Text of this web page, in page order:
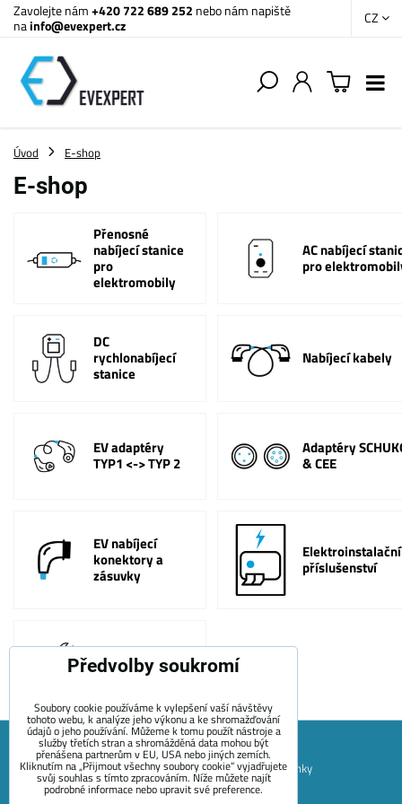
Zavolejte nám+420 722 689 252 nebo nám napiště
nainfo@evexpert.cz CZ
Úvod E-shop
E-shop
Přenosné
nabíjecí stanice
pro
elektromobily
AC nabíjecí
pro
DC
rychlonabíjecí
stanice
Nabíjecí kabely
EV adaptéry
TYP1 <-> TYP 2
Adaptéry
& CEE
EV nabíjecí
konektory a
zásuvky
Elektroinstalační
příslušenství
Ostatní
příslušenství
Mapa Stránek Obchodní podmínky
Platební podmínky
Záruční podmínky EVECUBE
Doprava a vrácení zboží
Předvolby soukromí
Soubory cookie používáme k vylepšení vaší návštěvy
tohoto webu, k analýze jeho výkonu a ke shromažďování
údajů o jeho používání. Můžeme k tomu použít nástroje a
služby třetích stran a shromážděná data mohou být
přenášena partnerům v EU, USA nebo jiných zemích.
Kliknutím na „Přijmout všechny soubory cookie“ vyjadřujete
svůj souhlas s tímto zpracováním. Níže můžete najít
podrobné informace nebo upravit své preference.